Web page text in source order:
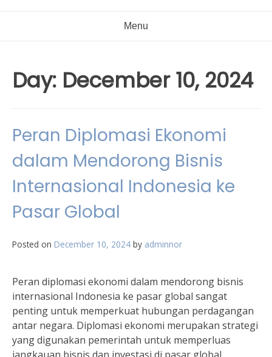
Menu
Day: December 10, 2024
Peran Diplomasi Ekonomi
dalam Mendorong Bisnis
Internasional Indonesia ke
Pasar Global
Posted on December 10, 2024 by adminnor
Peran diplomasi ekonomi dalam mendorong bisnis
internasional Indonesia ke pasar global sangat
penting untuk memperkuat hubungan perdagangan
antar negara. Diplomasi ekonomi merupakan strategi
yang digunakan pemerintah untuk memperluas